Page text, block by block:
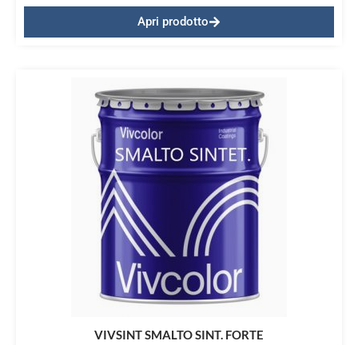
Apri prodotto
VIVSINT SMALTO SINT. FORTE